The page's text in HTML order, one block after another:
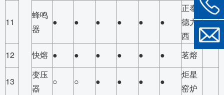
11
蜂鸣
器
● ● ● ● ● ●
正泰/
德力
西
12
快熔 ● ● ● ● ● ● 茗熔
13
变压
器
○ ○ ● ● ● ●
炬星
窑炉